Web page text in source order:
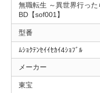
無職転生 ～異世界行っ
BD【sof001】
型番
ﾑｼｮｸﾃﾝｾｲｲｾｶｲ4ｼｮﾌﾞﾙ
メーカー
東宝